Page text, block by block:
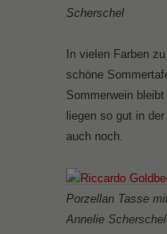
Scherschel
In vielen Farben
schöne
Sommerwein
liegen so gut in
auch noch.
Porzellan Tasse
Annelie Scherschel